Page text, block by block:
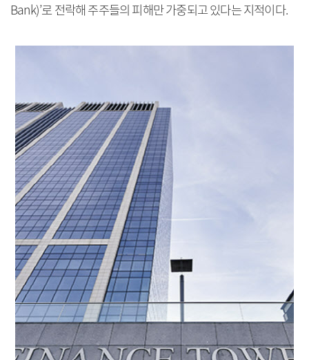
Bank)’로 전락해 주주들의 피해만 가중되고 있다는 지적이다.